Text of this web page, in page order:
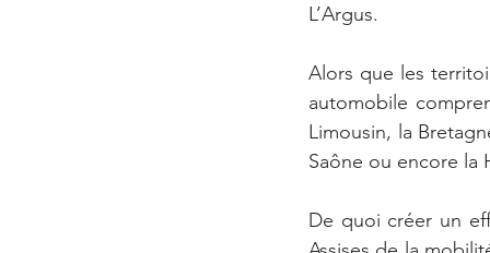
L’Argus.
Alors que les
automobile
Limousin, la
Saône ou encore la
De quoi créer un